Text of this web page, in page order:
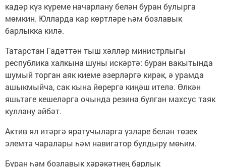
кадәр күз күреме начарлану белән буран булырга
мөмкин. Юлларда кар көртләре һәм бозлавык
барлыкка килә.
Татарстан Гадәттән тыш хәлләр министрлыгы
республика халкына шуны искәртә: буран вакытында
шумый торган аяк киеме әзерләргә кирәк, ә урамда
ашыкмыйча, сак кына йөрергә киңәш ителә. Өлкән
яшьтәге кешеләргә очында резина булган махсус таяк
куллану әйбәт.
Актив ял итәргә яратучыларга үзләре белән төзек
элемтә чаралары һәм навигатор булдыру мөһим.
Буран һәм бозлавык хәрәкәтнең барлык